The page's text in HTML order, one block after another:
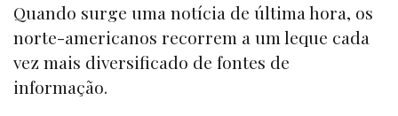
Quando surge uma notícia de última hora, os
norte-americanos recorrem a um leque cada
vez mais diversificado de fontes de
informação.